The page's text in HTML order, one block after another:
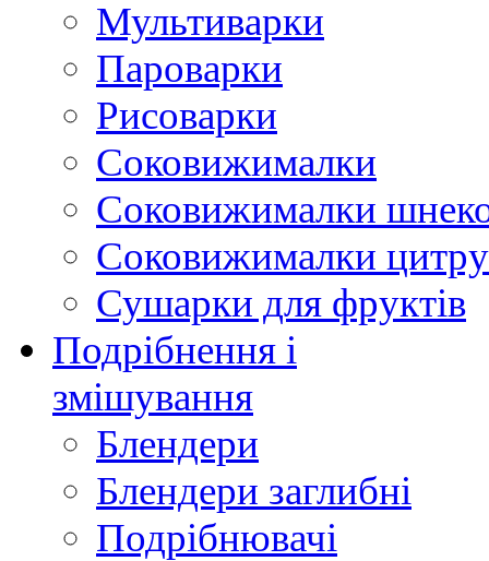
Мультиварки
Пароварки
Рисоварки
Соковижималки
Соковижималки
Соковижималки
Сушарки для фруктів
Подрібнення і
змішування
Блендери
Блендери заглибні
Подрібнювачі